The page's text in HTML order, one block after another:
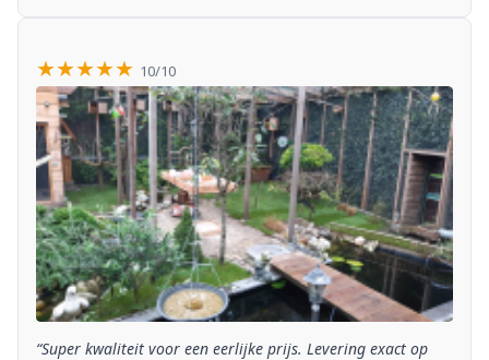
★★★★★ 10/10
“Super kwaliteit voor een eerlijke prijs. Levering exact op